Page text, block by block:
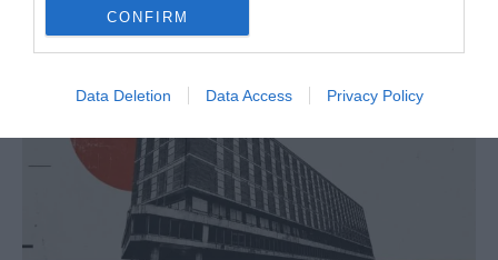
CONFIRM
Data Deletion Data Access Privacy Policy